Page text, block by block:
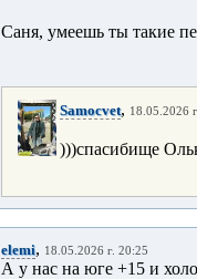
Саня, умеешь ты такие
Samocvet, 18.05.2026
)))спасибище
elemi, 18.05.2026 г. 20:25
А у нас на юге +15 и